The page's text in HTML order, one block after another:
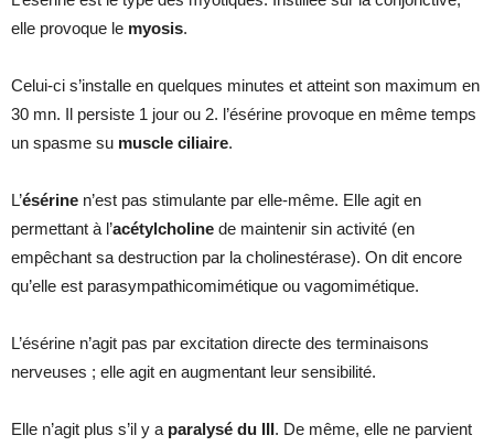
elle provoque le myosis.
Celui-ci s’installe en quelques minutes et atteint son maximum en
30 mn. Il persiste 1 jour ou 2. l’ésérine provoque en même temps
un spasme su muscle ciliaire.
L’ésérine n’est pas stimulante par elle-même. Elle agit en
permettant à l’acétylcholine de maintenir sin activité (en
empêchant sa destruction par la cholinestérase). On dit encore
qu’elle est parasympathicomimétique ou vagomimétique.
L’ésérine n’agit pas par excitation directe des terminaisons
nerveuses ; elle agit en augmentant leur sensibilité.
Elle n’agit plus s’il y a paralysé du III. De même, elle ne parvient